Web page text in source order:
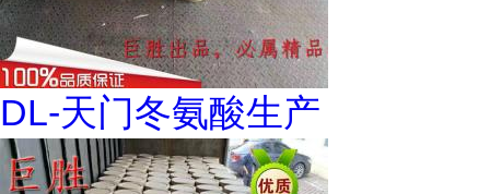
DL-天门冬氨酸生产